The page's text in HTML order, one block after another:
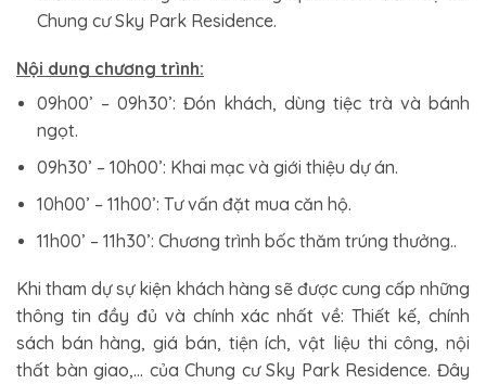
Chung cư Sky Park Residence.
Nội dung chương trình:
09h00’ – 09h30’: Đón khách, dùng tiệc trà và bánh
ngọt.
09h30’ – 10h00’: Khai mạc và giới thiệu dự án.
10h00’ – 11h00’: Tư vấn đặt mua căn hộ.
11h00’ – 11h30’: Chương trình bốc thăm trúng thưởng..
Khi tham dự sự kiện khách hàng sẽ được cung cấp những
thông tin đầy đủ và chính xác nhất về: Thiết kế, chính
sách bán hàng, giá bán, tiện ích, vật liệu thi công, nội
thất bàn giao,… của Chung cư Sky Park Residence. Đây